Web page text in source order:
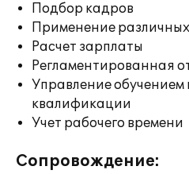
Подбор кадров
Применение
Расчет зарплаты
Регламентированная
Управление
квалификации
Учет рабочего времени
Сопровождение: